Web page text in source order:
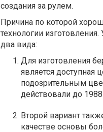
создания за рулем.
Причина по которой
технологии
два вида:
Для изготовления
является доступная
подозрительным
действовали до 1988
Второй вариант
качестве основы